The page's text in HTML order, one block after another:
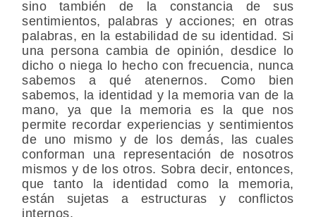
sino también de la constancia de sus
sentimientos, palabras y acciones; en otras
palabras, en la estabilidad de su identidad. Si
una persona cambia de opinión, desdice lo
dicho o niega lo hecho con frecuencia, nunca
sabemos a qué atenernos. Como bien
sabemos, la identidad y la memoria van de la
mano, ya que la memoria es la que nos
permite recordar experiencias y sentimientos
de uno mismo y de los demás, las cuales
conforman una representación de nosotros
mismos y de los otros. Sobra decir, entonces,
que tanto la identidad como la memoria,
están sujetas a estructuras y conflictos
internos.